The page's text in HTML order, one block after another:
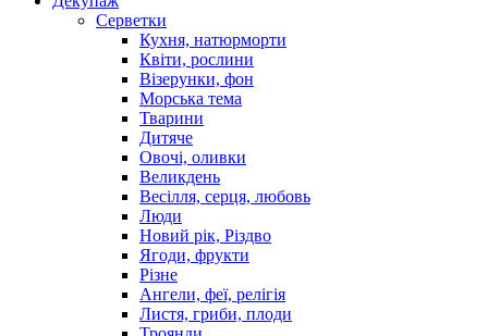
Серветки
Кухня, натюрморти
Квіти, рослини
Візерунки, фон
Морська тема
Тварини
Дитяче
Овочі, оливки
Великдень
Весілля, серця, любовь
Люди
Новий рік, Різдво
Ягоди, фрукти
Різне
Ангели, феї, релігія
Листя, гриби, плоди